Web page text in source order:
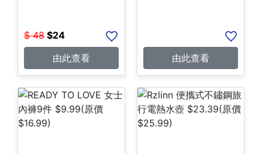
$ 48 $24
由此查看
由此查看